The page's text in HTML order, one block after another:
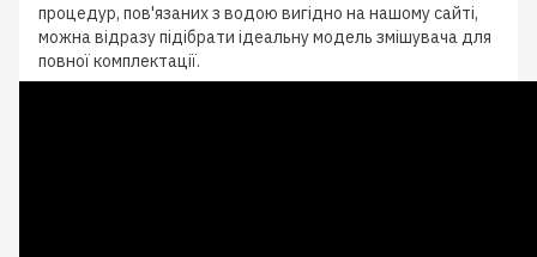
процедур, пов'язаних з водою вигідно на нашому сайті,
можна відразу підібрати ідеальну модель змішувача для
повної комплектації.